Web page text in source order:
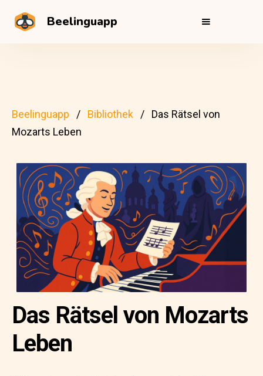
Beelinguapp
Beelinguapp Bibliothek
Das Rätsel von
Mozarts Leben
Das Rätsel von Mozarts
Leben